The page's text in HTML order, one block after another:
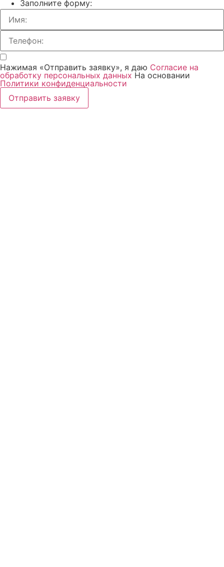
Заполните форму:
Нажимая «Отправить заявку», я даю Согласие на
обработку персональных данных На основании
Политики конфиденциальности
Отправить заявку